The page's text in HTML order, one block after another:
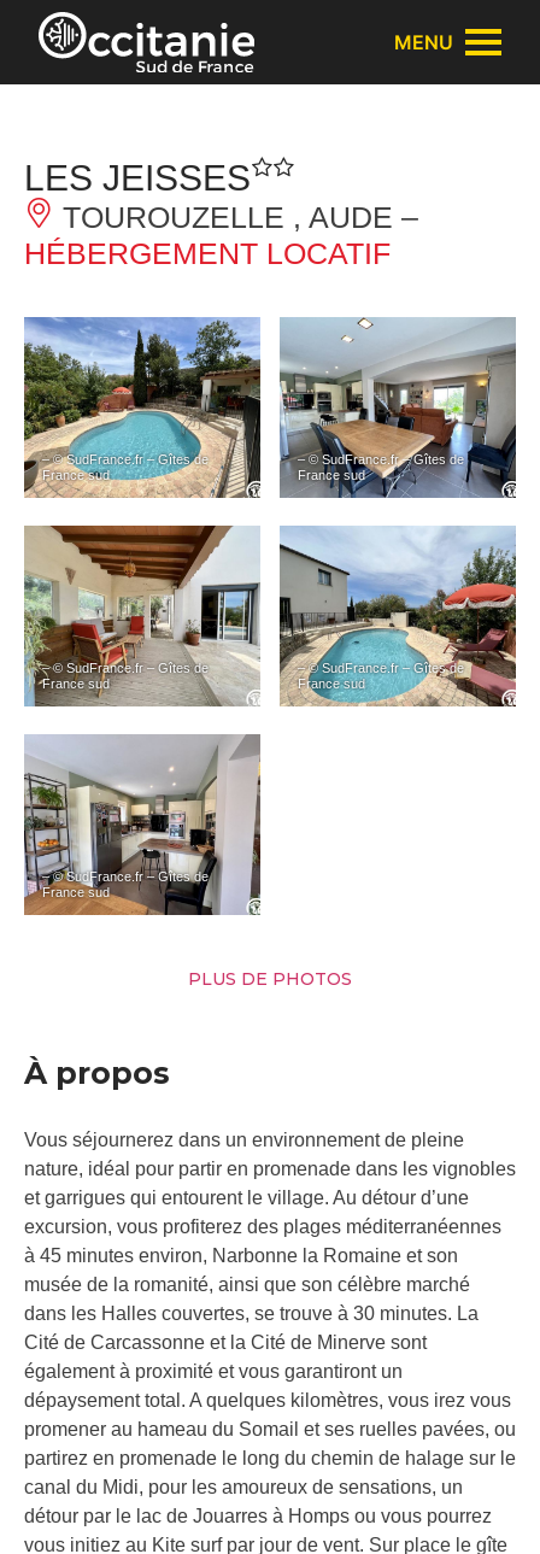
Panneau de gestion des cookies
MENU
LES JEISSES
TOUROUZELLE , AUDE –
HÉBERGEMENT LOCATIF
– © SudFrance.fr – Gîtes de
France sud
– © SudFrance.fr – Gîtes de
France sud
– © SudFrance.fr – Gîtes de
France sud
– © SudFrance.fr – Gîtes de
France sud
– © SudFrance.fr – Gîtes de
France sud
PLUS DE PHOTOS
À propos
Vous séjournerez dans un environnement de pleine
nature, idéal pour partir en promenade dans les vignobles
et garrigues qui entourent le village. Au détour d’une
excursion, vous profiterez des plages méditerranéennes
à 45 minutes environ, Narbonne la Romaine et son
musée de la romanité, ainsi que son célèbre marché
dans les Halles couvertes, se trouve à 30 minutes. La
Cité de Carcassonne et la Cité de Minerve sont
également à proximité et vous garantiront un
dépaysement total. A quelques kilomètres, vous irez vous
promener au hameau du Somail et ses ruelles pavées, ou
partirez en promenade le long du chemin de halage sur le
canal du Midi, pour les amoureux de sensations, un
détour par le lac de Jouarres à Homps ou vous pourrez
vous initiez au Kite surf par jour de vent. Sur place le gîte